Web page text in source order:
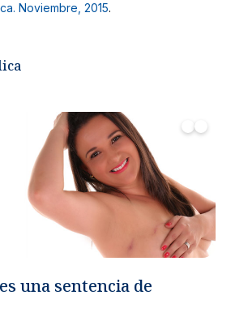
Noviembre, 2015.
una sentencia de